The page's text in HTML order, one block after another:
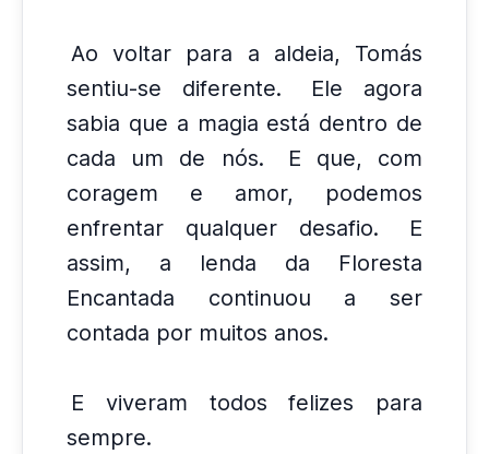
Ao voltar para a aldeia, Tomás
sentiu-se diferente.
Ele agora
sabia que a magia está dentro de
cada um de nós.
E que, com
coragem e amor, podemos
enfrentar qualquer desafio.
E
assim, a lenda da Floresta
Encantada continuou a ser
contada por muitos anos.
E viveram todos felizes para
sempre.